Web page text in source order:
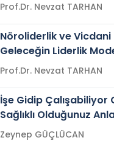
Prof.Dr. Nevzat TARHAN
Nöroliderlik ve Vicdani
Geleceğin Liderlik
Prof.Dr. Nevzat TARHAN
İşe Gidip Çalışabiliyor
Sağlıklı Olduğunuz
Gelir mi?Zeynep GÜÇLÜCAN